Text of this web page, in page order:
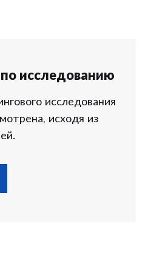
исследованию
исследования
исходя из